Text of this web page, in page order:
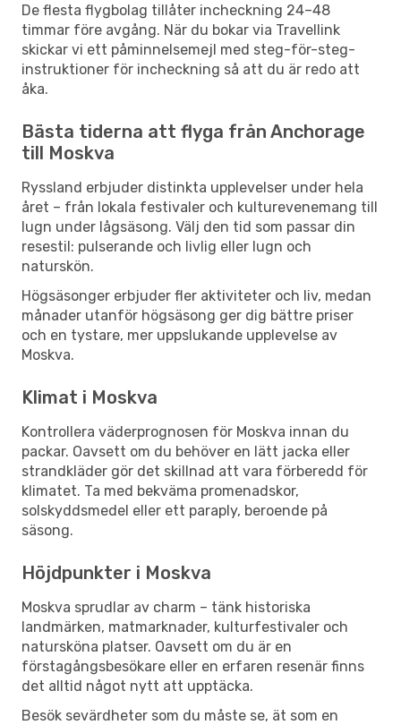
De flesta flygbolag tillåter incheckning 24–48
timmar före avgång. När du bokar via Travellink
skickar vi ett påminnelsemejl med steg-för-steg-
instruktioner för incheckning så att du är redo att
åka.
Bästa tiderna att flyga från Anchorage
till Moskva
Ryssland erbjuder distinkta upplevelser under hela
året – från lokala festivaler och kulturevenemang till
lugn under lågsäsong. Välj den tid som passar din
resestil: pulserande och livlig eller lugn och
naturskön.
Högsäsonger erbjuder fler aktiviteter och liv, medan
månader utanför högsäsong ger dig bättre priser
och en tystare, mer uppslukande upplevelse av
Moskva.
Klimat i Moskva
Kontrollera väderprognosen för Moskva innan du
packar. Oavsett om du behöver en lätt jacka eller
strandkläder gör det skillnad att vara förberedd för
klimatet. Ta med bekväma promenadskor,
solskyddsmedel eller ett paraply, beroende på
säsong.
Höjdpunkter i Moskva
Moskva sprudlar av charm – tänk historiska
landmärken, matmarknader, kulturfestivaler och
natursköna platser. Oavsett om du är en
förstagångsbesökare eller en erfaren resenär finns
det alltid något nytt att upptäcka.
Besök sevärdheter som du måste se, ät som en